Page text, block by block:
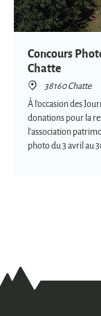
Concours
Chatte
38160 Chatte
À l'occasion des
donations pour la
l'association
photo du 3 avril au